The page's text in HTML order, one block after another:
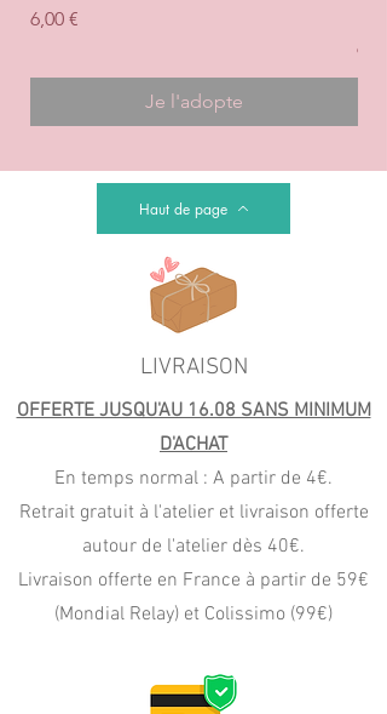
Prix
6,00 €
Je l'adopte
Prix
6,00
Haut de page
LIVRAISON
OFFERTE JUSQU'AU 16.08 SANS MINIMUM
D'ACHAT
En temps normal : A partir de 4€.
Retrait gratuit à l'atelier et livraison offerte
autour de l'atelier dès 40€.
Livraison offerte en France à partir de 59€
(Mondial Relay) et Colissimo (99€)